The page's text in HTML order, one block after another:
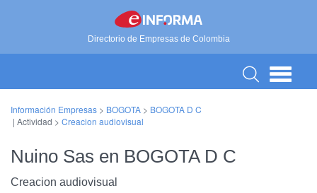
Directorio de Empresas de Colombia
Información Empresas > BOGOTA > BOGOTA D C
| Actividad > Creacion audiovisual
Nuino Sas en BOGOTA D C
Creacion audiovisual